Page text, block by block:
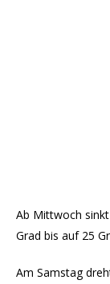
Ab Mittwoch
Grad bis auf 25
Am Samstag